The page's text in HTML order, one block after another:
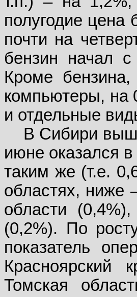
полугодие цена
почти на
бензин начал
Кроме
компьютеры, на
и отдельные
В Сибири
июне оказался
таким же (т.е.
областях, ниже
области
(0,2%). По
показатель
Красноярский
Томская